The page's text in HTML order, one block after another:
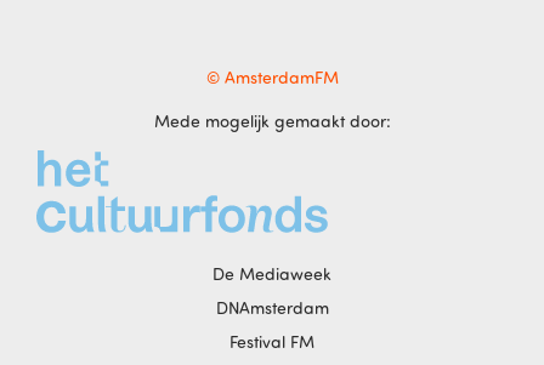
© AmsterdamFM
Mede mogelijk gemaakt door:
De Mediaweek
DNAmsterdam
Festival FM